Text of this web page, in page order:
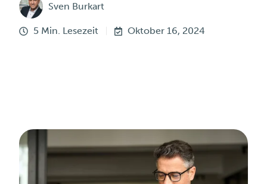
Sven Burkart
5 Min. Lesezeit Oktober 16, 2024